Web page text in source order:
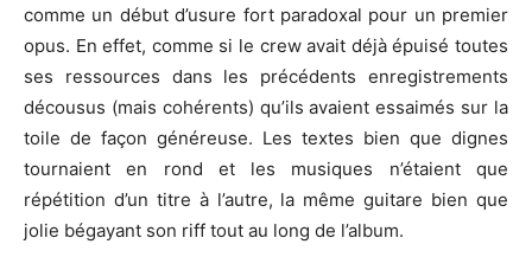
comme un début d’usure fort paradoxal pour un premier
opus. En effet, comme si le crew avait déjà épuisé toutes
ses ressources dans les précédents enregistrements
décousus (mais cohérents) qu’ils avaient essaimés sur la
toile de façon généreuse. Les textes bien que dignes
tournaient en rond et les musiques n’étaient que
répétition d’un titre à l’autre, la même guitare bien que
jolie bégayant son riff tout au long de l’album.